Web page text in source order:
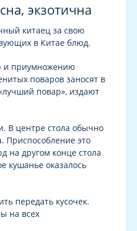
экзотична
китаец за свою
в Китае блюд.
и приумножению
поваров заносят в
повар», издают
В центре стола обычно
Приспособление это
на другом конце стола
кушанье оказалось
передать кусочек.
на всех